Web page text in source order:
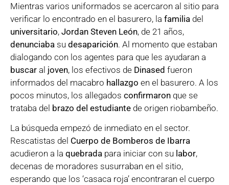
Mientras varios uniformados se acercaron al sitio para
verificar lo encontrado en el basurero, la familia del
universitario, Jordan Steven León, de 21 años,
denunciaba su desaparición. Al momento que estaban
dialogando con los agentes para que les ayudaran a
buscar al joven, los efectivos de Dinased fueron
informados del macabro hallazgo en el basurero. A los
pocos minutos, los allegados confirmaron que se
trataba del brazo del estudiante de origen riobambeño.
La búsqueda empezó de inmediato en el sector.
Rescatistas del Cuerpo de Bomberos de Ibarra
acudieron a la quebrada para iniciar con su labor,
decenas de moradores susurraban en el sitio,
esperando que los ‘casaca roja’ encontraran el cuerpo